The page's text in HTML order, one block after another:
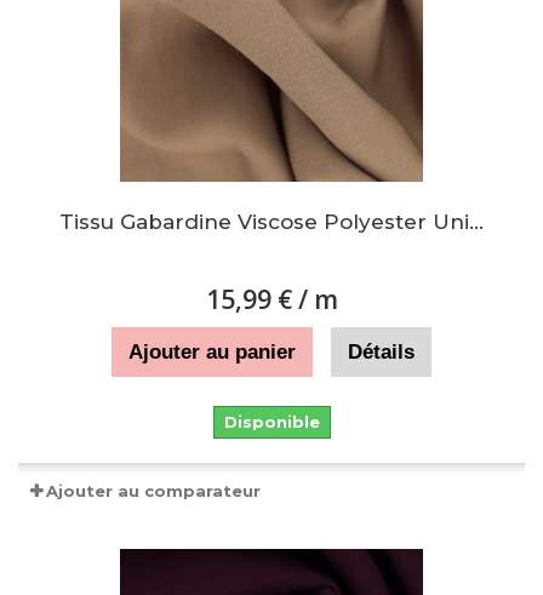
Tissu Gabardine Viscose Polyester Uni...
15,99 €/ m
Ajouter au panier Détails
Disponible
Ajouter au comparateur